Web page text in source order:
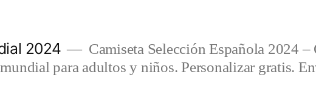
2024
Camiseta Selección Española 2024 –
para adultos y niños. Personalizar gratis.